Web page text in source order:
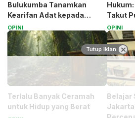
Bulukumba Tanamkan
Kearifan Adat kepada
Santri (Bagian 1)
OPINI
Takut
OPINI
Terlalu Banyak Ceramah
untuk Hidup yang Berat
Belajar
Tutup Iklan